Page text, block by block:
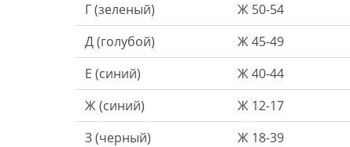
Г (зеленый)
Ж 50-54
Д (голубой)
Ж 45-49
Е (синий)
Ж 40-44
Ж (синий)
Ж 12-17
З (черный)
Ж 18-39